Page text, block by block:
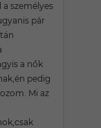
személyes
pár
a nők
pedig
Mi az